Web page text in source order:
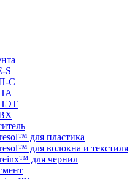
S
С
для пластика
для волокна и текстиля
для чернил